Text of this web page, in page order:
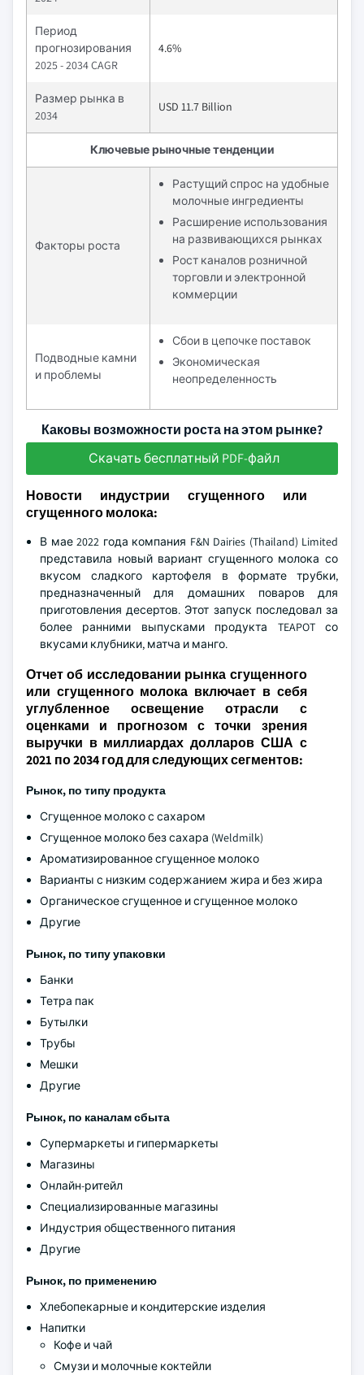
Период
прогнозирования
2025 - 2034 CAGR
4.6%
Размер рынка в
2034
USD 11.7 Billion
Ключевые рыночные тенденции
Факторы роста
Растущий спрос на удобные
молочные ингредиенты
Расширение использования
на развивающихся рынках
Рост каналов розничной
торговли и электронной
коммерции
Подводные камни
и проблемы
Сбои в цепочке поставок
Экономическая
неопределенность
Каковы возможности роста на этом рынке?
Скачать бесплатный PDF-файл
Новости индустрии сгущенного или
сгущенного молока:
В мае 2022 года компания F&N Dairies (Thailand) Limited
представила новый вариант сгущенного молока со
вкусом сладкого картофеля в формате трубки,
предназначенный для домашних поваров для
приготовления десертов. Этот запуск последовал за
более ранними выпусками продукта TEAPOT со
вкусами клубники, матча и манго.
Отчет об исследовании рынка сгущенного
или сгущенного молока включает в себя
углубленное освещение отрасли с
оценками и прогнозом с точки зрения
выручки в миллиардах долларов США с
2021 по 2034 год для следующих сегментов:
Рынок, по типу продукта
Сгущенное молоко с сахаром
Сгущенное молоко без сахара (Weldmilk)
Ароматизированное сгущенное молоко
Варианты с низким содержанием жира и без жира
Органическое сгущенное и сгущенное молоко
Другие
Рынок, по типу упаковки
Банки
Тетра пак
Бутылки
Трубы
Мешки
Другие
Рынок, по каналам сбыта
Супермаркеты и гипермаркеты
Магазины
Онлайн-ритейл
Специализированные магазины
Индустрия общественного питания
Другие
Рынок, по применению
Хлебопекарные и кондитерские изделия
Напитки
Кофе и чай
Смузи и молочные коктейли